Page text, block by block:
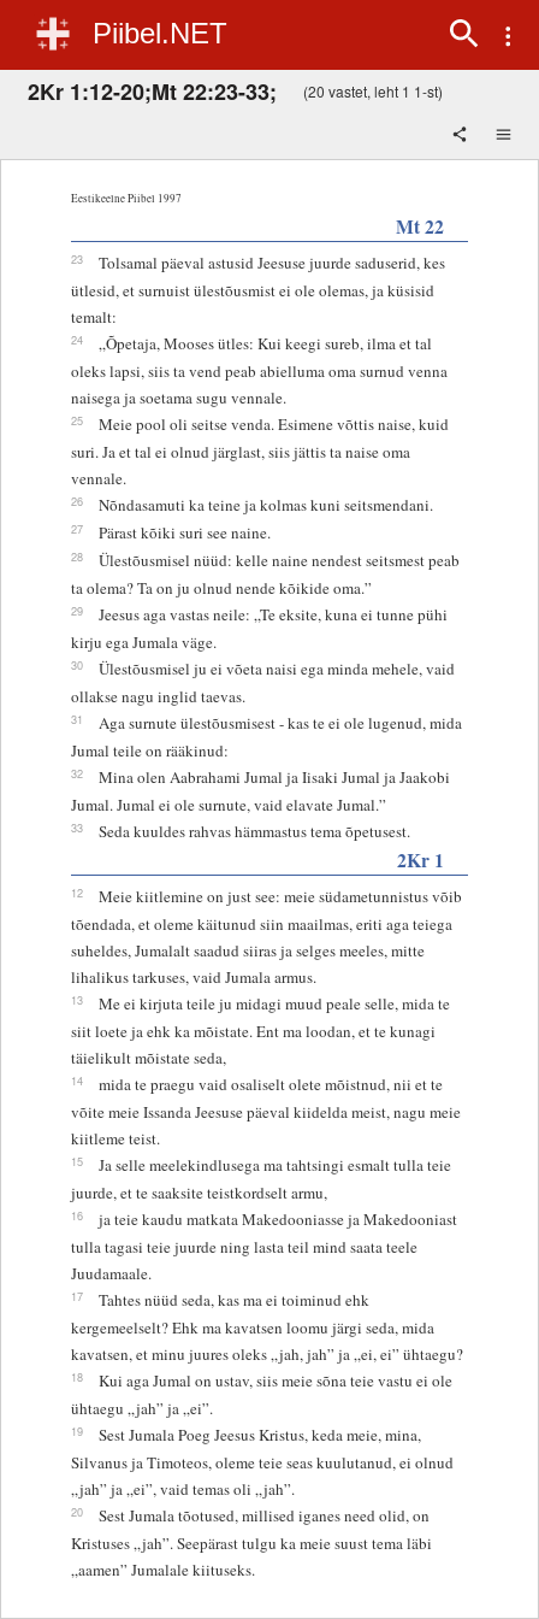
Piibel.NET
2Kr 1:12-20;Mt 22:23-33; (20 vastet, leht 1 1-st)
Eestikeelne Piibel 1997
Mt 22
23
Tolsamal päeval astusid Jeesuse juurde saduserid, kes
ütlesid, et surnuist ülestõusmist ei ole olemas, ja küsisid
temalt:
24
„Õpetaja, Mooses ütles: Kui keegi sureb, ilma et tal
oleks lapsi, siis ta vend peab abielluma oma surnud venna
naisega ja soetama sugu vennale.
25
Meie pool oli seitse venda. Esimene võttis naise, kuid
suri. Ja et tal ei olnud järglast, siis jättis ta naise oma
vennale.
26 Nõndasamuti ka teine ja kolmas kuni seitsmendani.
27 Pärast kõiki suri see naine.
28
Ülestõusmisel nüüd: kelle naine nendest seitsmest peab
ta olema? Ta on ju olnud nende kõikide oma.”
29
Jeesus aga vastas neile: „Te eksite, kuna ei tunne pühi
kirju ega Jumala väge.
30
Ülestõusmisel ju ei võeta naisi ega minda mehele, vaid
ollakse nagu inglid taevas.
31
Aga surnute ülestõusmisest - kas te ei ole lugenud, mida
Jumal teile on rääkinud:
32
Mina olen Aabrahami Jumal ja Iisaki Jumal ja Jaakobi
Jumal. Jumal ei ole surnute, vaid elavate Jumal.”
33 Seda kuuldes rahvas hämmastus tema õpetusest.
2Kr 1
12
Meie kiitlemine on just see: meie südametunnistus võib
tõendada, et oleme käitunud siin maailmas, eriti aga teiega
suheldes, Jumalalt saadud siiras ja selges meeles, mitte
lihalikus tarkuses, vaid Jumala armus.
13
Me ei kirjuta teile ju midagi muud peale selle, mida te
siit loete ja ehk ka mõistate. Ent ma loodan, et te kunagi
täielikult mõistate seda,
14
mida te praegu vaid osaliselt olete mõistnud, nii et te
võite meie Issanda Jeesuse päeval kiidelda meist, nagu meie
kiitleme teist.
15
Ja selle meelekindlusega ma tahtsingi esmalt tulla teie
juurde, et te saaksite teistkordselt armu,
16
ja teie kaudu matkata Makedooniasse ja Makedooniast
tulla tagasi teie juurde ning lasta teil mind saata teele
Juudamaale.
17
Tahtes nüüd seda, kas ma ei toiminud ehk
kergemeelselt? Ehk ma kavatsen loomu järgi seda, mida
kavatsen, et minu juures oleks „jah, jah” ja „ei, ei” ühtaegu?
18
Kui aga Jumal on ustav, siis meie sõna teie vastu ei ole
ühtaegu „jah” ja „ei”.
19
Sest Jumala Poeg Jeesus Kristus, keda meie, mina,
Silvanus ja Timoteos, oleme teie seas kuulutanud, ei olnud
„jah” ja „ei”, vaid temas oli „jah”.
20
Sest Jumala tõotused, millised iganes need olid, on
Kristuses „jah”. Seepärast tulgu ka meie suust tema läbi
„aamen” Jumalale kiituseks.